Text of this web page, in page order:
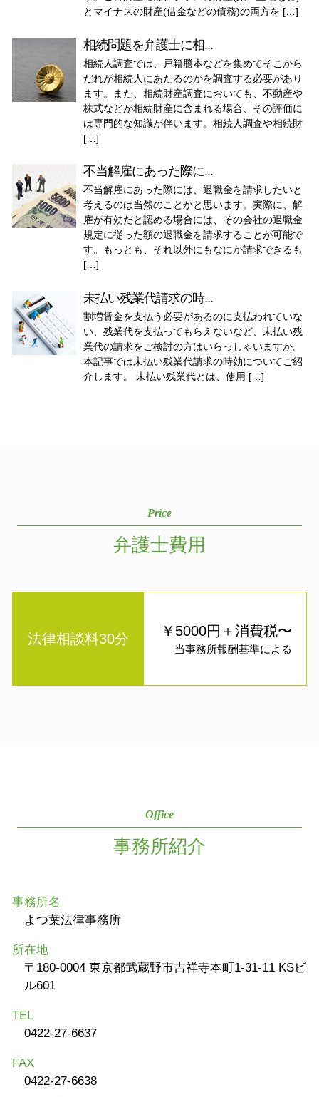
とマイナスの財産(借金などの債務)の両方を […]
相続問題を弁護士に相...
相続人調査では、戸籍謄本などを集めてそこから
だれが相続人にあたるのかを調査する必要があり
ます。また、相続財産調査においても、不動産や
株式などが相続財産に含まれる場合、その評価に
は専門的な知識が伴います。相続人調査や相続財
[…]
不当解雇にあった際に...
不当解雇にあった際には、退職金を請求したいと
考えるのは当然のことかと思います。実際に、解
雇が有効だと認める場合には、その会社の退職金
規定に従った額の退職金を請求することが可能で
す。もっとも、それ以外にもなにか請求できるも
[…]
未払い残業代請求の時...
割増賃金を支払う必要があるのに支払われていな
い、残業代を支払ってもらえないなど、未払い残
業代の請求をご検討の方はいらっしゃいますか。
本記事では未払い残業代請求の時効についてご紹
介します。 未払い残業代とは、使用 […]
Price
弁護士費用
法律相談料30分 ￥5000円＋消費税〜
当事務所報酬基準による
Office
事務所紹介
事務所名
よつ葉法律事務所
所在地
〒180-0004 東京都武蔵野市吉祥寺本町1-31-11 KSビ
ル601
TEL
0422-27-6637
FAX
0422-27-6638